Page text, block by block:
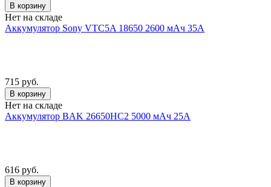
В корзину
Нет на складе
Аккумулятор Sony VTC5A 18650 2600 мАч 35A
715 руб.
В корзину
Нет на складе
Аккумулятор BAK 26650HC2 5000 мАч 25А
616 руб.
В корзину